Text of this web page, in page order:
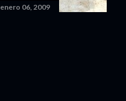
enero 06, 2009